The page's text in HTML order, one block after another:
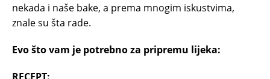
nekada i naše bake, a prema mnogim iskustvima,
znale su šta rade.
Evo što vam je potrebno za pripremu lijeka: